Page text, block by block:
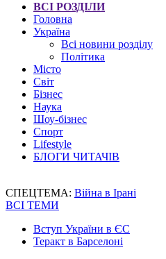
ВСІ РОЗДІЛИ
Головна
Україна
Всі новини розділу
Політика
Місто
Світ
Бізнес
Наука
Шоу-бізнес
Спорт
Lifestyle
БЛОГИ ЧИТАЧІВ
СПЕЦТЕМА: Війна в Ірані
ВСІ ТЕМИ
Вступ України в ЄС
Теракт в Барселоні